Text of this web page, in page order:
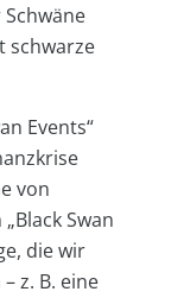
schwarze
Events“
von
Swan
die wir
z. B. eine